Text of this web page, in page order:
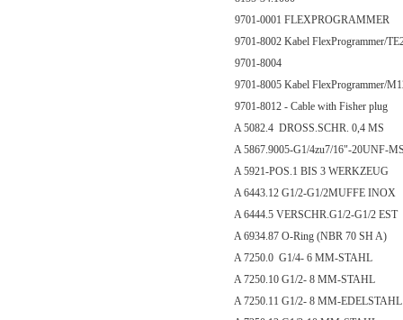
9701-0001 FLEXPROGRAMMER
9701-8002 Kabel FlexProgrammer/
9701-8004
9701-8005 Kabel FlexProgrammer/
9701-8012 - Cable with Fisher plug
A 5082.4 DROSS.SCHR. 0,4 MS
A 5867.9005-G1/4zu7/16"-20UNF-
A 5921-POS.1 BIS 3 WERKZEUG
A 6443.12 G1/2-G1/2MUFFE INOX
A 6444.5 VERSCHR.G1/2-G1/2 EST
A 6934.87 O-Ring (NBR 70 SH A)
A 7250.0 G1/4- 6 MM-STAHL
A 7250.10 G1/2- 8 MM-STAHL
A 7250.11 G1/2- 8 MM-EDELSTAHL